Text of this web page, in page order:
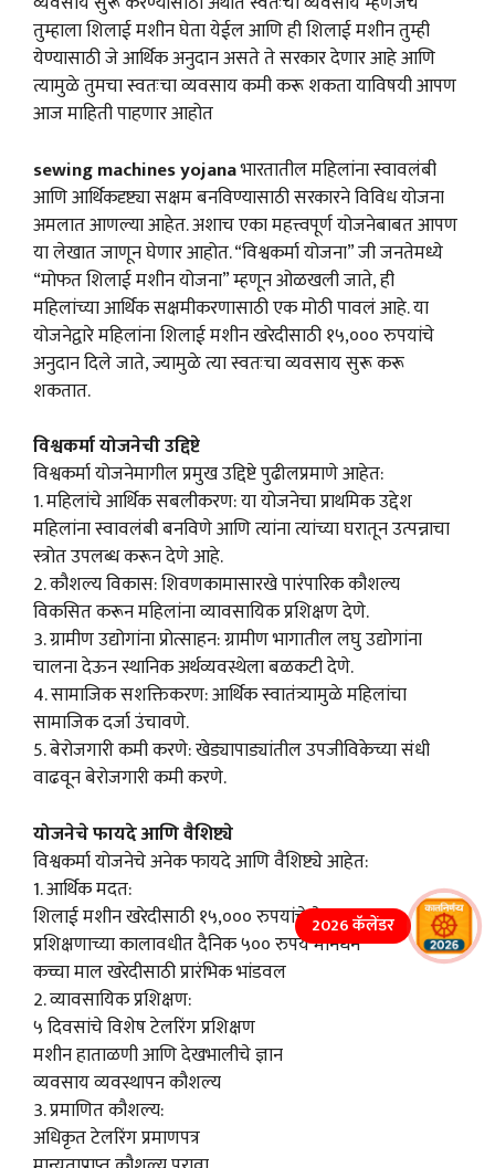
तुम्हाला शिलाई मशीन घेता येईल आणि ही शिलाई मशीन तुम्ही
येण्यासाठी जे आर्थिक अनुदान असते ते सरकार देणार आहे आणि
त्यामुळे तुमचा स्वतःचा व्यवसाय कमी करू शकता याविषयी आपण
आज माहिती पाहणार आहोत
sewing machines yojanaभारतातील महिलांना स्वावलंबी
आणि आर्थिकदृष्ट्या सक्षम बनविण्यासाठी सरकारने विविध योजना
अमलात आणल्या आहेत. अशाच एका महत्त्वपूर्ण योजनेबाबत आपण
या लेखात जाणून घेणार आहोत. “विश्वकर्मा योजना” जी जनतेमध्ये
“मोफत शिलाई मशीन योजना” म्हणून ओळखली जाते, ही
महिलांच्या आर्थिक सक्षमीकरणासाठी एक मोठी पावलं आहे. या
योजनेद्वारे महिलांना शिलाई मशीन खरेदीसाठी १५,००० रुपयांचे
अनुदान दिले जाते, ज्यामुळे त्या स्वतःचा व्यवसाय सुरू करू
शकतात.
विश्वकर्मा योजनेची उद्दिष्टे
विश्वकर्मा योजनेमागील प्रमुख उद्दिष्टे पुढीलप्रमाणे आहेत:
1. महिलांचे आर्थिक सबलीकरण: या योजनेचा प्राथमिक उद्देश
महिलांना स्वावलंबी बनविणे आणि त्यांना त्यांच्या घरातून उत्पन्नाचा
स्त्रोत उपलब्ध करून देणे आहे.
2. कौशल्य विकास: शिवणकामासारखे पारंपारिक कौशल्य
विकसित करून महिलांना व्यावसायिक प्रशिक्षण देणे.
3. ग्रामीण उद्योगांना प्रोत्साहन: ग्रामीण भागातील लघु उद्योगांना
चालना देऊन स्थानिक अर्थव्यवस्थेला बळकटी देणे.
4. सामाजिक सशक्तिकरण: आर्थिक स्वातंत्र्यामुळे महिलांचा
सामाजिक दर्जा उंचावणे.
5. बेरोजगारी कमी करणे: खेड्यापाड्यांतील उपजीविकेच्या संधी
वाढवून बेरोजगारी कमी करणे.
योजनेचे फायदे आणि वैशिष्ट्ये
विश्वकर्मा योजनेचे अनेक फायदे आणि वैशिष्ट्ये आहेत:
1. आर्थिक मदत:
शिलाई मशीन खरेदीसाठी १५,००० रुपयांचे थेट अनुदान
प्रशिक्षणाच्या कालावधीत दैनिक ५०० रुपये मानधन
कच्चा माल खरेदीसाठी प्रारंभिक भांडवल
2. व्यावसायिक प्रशिक्षण:
५ दिवसांचे विशेष टेलरिंग प्रशिक्षण
मशीन हाताळणी आणि देखभालीचे ज्ञान
व्यवसाय व्यवस्थापन कौशल्य
3. प्रमाणित कौशल्य:
अधिकृत टेलरिंग प्रमाणपत्र
2026 कॅलेंडर